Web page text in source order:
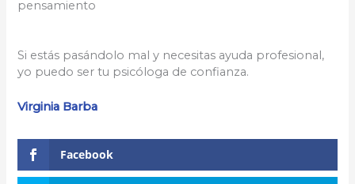
pensamiento
Si estás pasándolo mal y necesitas ayuda profesional,
yo puedo ser tu psicóloga de confianza.
Virginia Barba
Facebook